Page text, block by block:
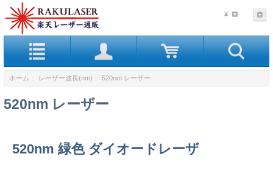
¥
ホーム :: レーザー波長(nm) :: 520nm レーザー
520nm レーザー
520nm 緑色 ダイオードレーザ